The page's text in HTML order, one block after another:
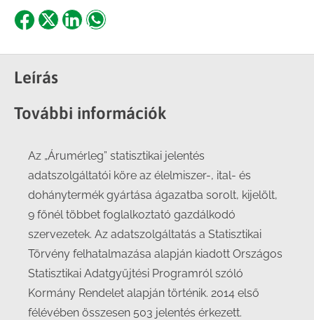
Share
Facebook
Share
X
ShareShare
Leírás
További információk
Az „Árumérleg” statisztikai jelentés
adatszolgáltatói köre az élelmiszer-, ital- és
dohánytermék gyártása ágazatba sorolt, kijelölt,
9 főnél többet foglalkoztató gazdálkodó
szervezetek. Az adatszolgáltatás a Statisztikai
Törvény felhatalmazása alapján kiadott Országos
Statisztikai Adatgyűjtési Programról szóló
Kormány Rendelet alapján történik. 2014 első
félévében összesen 503 jelentés érkezett.